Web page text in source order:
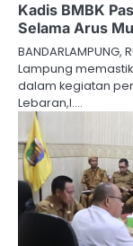
Kadis BMBK
Selama Arus
BANDARLAMPUNG,
Lampung
dalam kegiatan
Lebaran,l.…